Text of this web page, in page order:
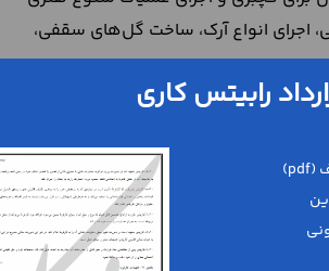
اجرای انواع آرک، ساخت گل‌های سقفی،
می‌شود. شکل دادن و اجرای انواع
بندی نما انجام می‌شود.
رابیتس کاری